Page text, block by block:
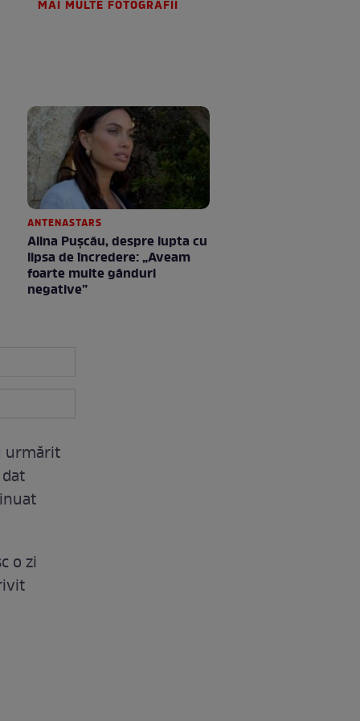
MAI MULTE FOTOGRAFII
ANTENASTARS
Alina Pușcău, despre lupta cu
lipsa de încredere: „Aveam
foarte multe gânduri
negative”
urmărit
o zi